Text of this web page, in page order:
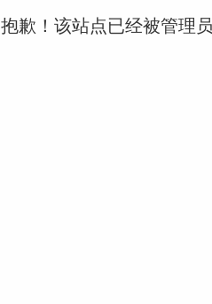
抱歉！该站点已经被管理